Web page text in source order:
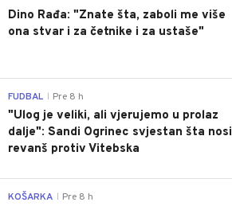
Dino Rađa: "Znate šta, zaboli me više
ona stvar i za četnike i za ustaše"
FUDBAL Pre 8 h
"Ulog je veliki, ali vjerujemo u prolaz
dalje": Sandi Ogrinec svjestan šta nosi
revanš protiv Vitebska
KOŠARKA Pre 8 h